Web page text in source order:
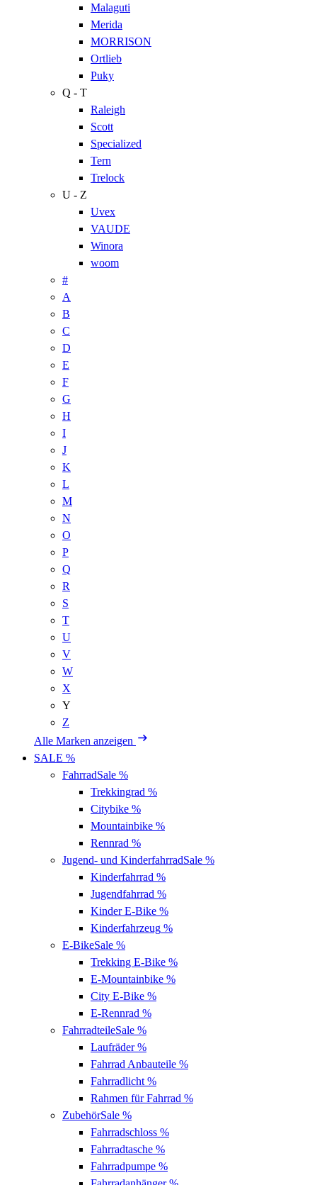
Malaguti
Merida
MORRISON
Ortlieb
Puky
Q - T
Raleigh
Scott
Specialized
Tern
Trelock
U - Z
Uvex
VAUDE
Winora
woom
#
A
B
C
D
E
F
G
H
I
J
K
L
M
N
O
P
Q
R
S
T
U
V
W
X
Y
Z
Alle Marken anzeigen
SALE %
FahrradSale %
Trekkingrad %
Citybike %
Mountainbike %
Rennrad %
Jugend- und KinderfahrradSale %
Kinderfahrrad %
Jugendfahrrad %
Kinder E-Bike %
Kinderfahrzeug %
E-BikeSale %
Trekking E-Bike %
E-Mountainbike %
City E-Bike %
E-Rennrad %
FahrradteileSale %
Laufräder%
Fahrrad Anbauteile %
Fahrradlicht %
Rahmen für Fahrrad %
ZubehörSale %
Fahrradschloss %
Fahrradtasche %
Fahrradpumpe %